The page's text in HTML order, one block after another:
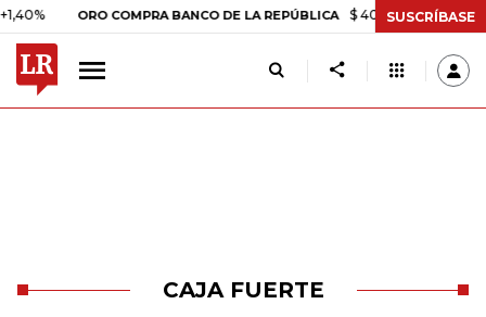
ORO COMPRA BANCO DE LA REPÚBLICA $ 408.498,97 +$ 8.753,81
SUSCRÍBASE
CAJA FUERTE